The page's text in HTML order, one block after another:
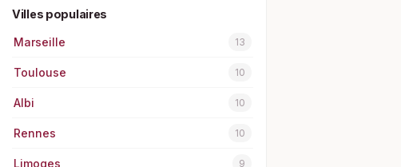
Villes populaires
Marseille 13
Toulouse 10
Albi 10
Rennes 10
Limoges 9